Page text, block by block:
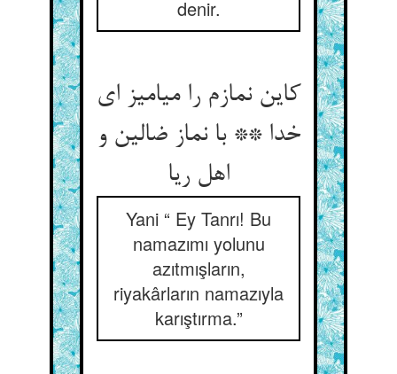
denir.
کاین نمازم را میامیز ای
خدا ** با نماز ضالین و
اهل ریا
Yani “ Ey Tanrı! Bu
namazımı yolunu
azıtmışların,
riyakârların namazıyla
karıştırma.”